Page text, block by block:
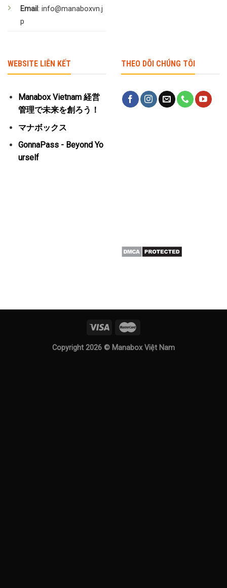
Email: info@manaboxvn.j
p
WEBSITE LIÊN KẾT
Manabox Vietnam 経営
管理で未来を創ろう！
マナボックス
GonnaPass - Beyond Yo
urself
THEO DÕI CHÚNG TÔI
Copyright 2026 © Manabox Việt Nam